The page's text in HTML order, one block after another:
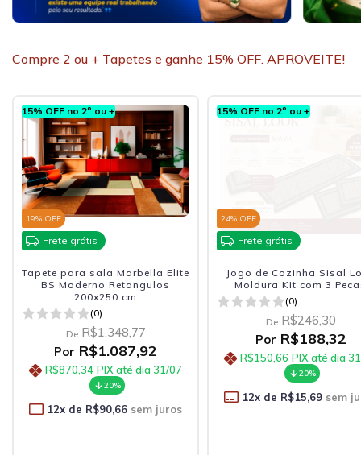
Compre 2 ou + Tapetes e ganhe 15% OFF. APROVEITE!
15% OFF no 2º ou +
19% OFF
Frete grátis
Tapete para sala Marbella Elite
BS Moderno Retangulos
200x250 cm
(0)
De R$1.348,77
Por R$1.087,92
R$870,34 PIX até dia 31/07
20%
12x de R$90,66 sem juros
15% OFF no 2º ou +
24% OFF
Frete grátis
Jogo de Cozinha Sisal
Moldura Kit com 3
(0)
De R$246,30
Por R$188,32
R$150,66 PIX até dia
20%
12x de R$15,69 sem